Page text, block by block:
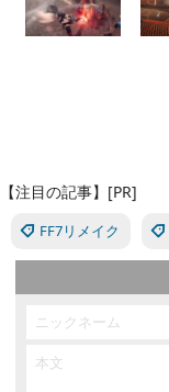
【注目の記事】[PR]
FF7リメイク